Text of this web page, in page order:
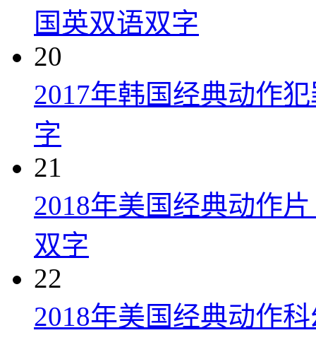
国英双语双字
20
2017年韩国经典动作
字
21
2018年美国经典动作
双字
22
2018年美国经典动作